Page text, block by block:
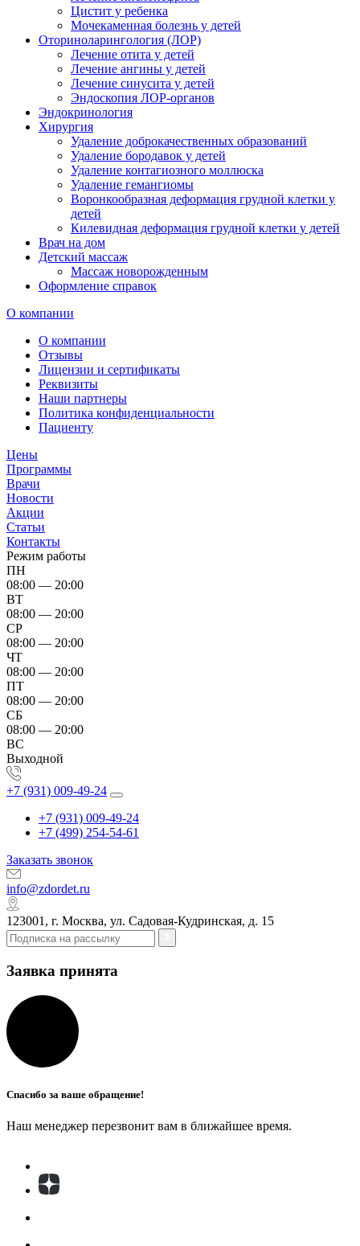
Цистит у ребенка
Мочекаменная болезнь у детей
Оториноларингология (ЛОР)
Лечение отита у детей
Лечение ангины у детей
Лечение синусита у детей
Эндоскопия ЛОР-органов
Эндокринология
Хирургия
Удаление доброкачественных образований
Удаление бородавок у детей
Удаление контагиозного моллюска
Удаление гемангиомы
Воронкообразная деформация грудной клетки у
детей
Килевидная деформация грудной клетки у детей
Врач на дом
Детский массаж
Массаж новорожденным
Оформление справок
О компании
О компании
Отзывы
Лицензии и сертификаты
Реквизиты
Наши партнеры
Политика конфиденциальности
Пациенту
Цены
Программы
Врачи
Новости
Акции
Статьи
Контакты
Режим работы
ПН
08:00 — 20:00
ВТ
08:00 — 20:00
СР
08:00 — 20:00
ЧТ
08:00 — 20:00
ПТ
08:00 — 20:00
СБ
08:00 — 20:00
ВС
Выходной
+7 (931) 009-49-24
+7 (931) 009-49-24
+7 (499) 254-54-61
Заказать звонок
info@zdordet.ru
123001, г. Москва, ул. Садовая-Кудринская, д. 15
Заявка принята
Спасибо за ваше обращение!
Наш менеджер перезвонит вам в ближайшее время.